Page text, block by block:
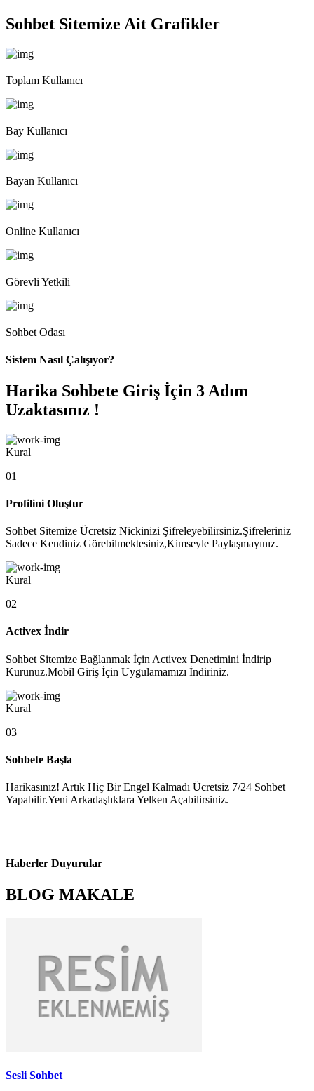
Sohbet Sitemize Ait Grafikler
Toplam Kullanıcı
Bay Kullanıcı
Bayan Kullanıcı
Online Kullanıcı
Görevli Yetkili
Sohbet Odası
Sistem Nasıl Çalışıyor?
Harika Sohbete Giriş İçin 3 Adım
Uzaktasınız !
Kural
01
Profilini Oluştur
Sohbet Sitemize Ücretsiz Nickinizi Şifreleyebilirsiniz.Şifreleriniz
Sadece Kendiniz Görebilmektesiniz,Kimseyle Paylaşmayınız.
Kural
02
Activex İndir
Sohbet Sitemize Bağlanmak İçin Activex Denetimini İndirip
Kurunuz.Mobil Giriş İçin Uygulamamızı İndiriniz.
Kural
03
Sohbete Başla
Harikasınız! Artık Hiç Bir Engel Kalmadı Ücretsiz 7/24 Sohbet
Yapabilir.Yeni Arkadaşlıklara Yelken Açabilirsiniz.
Haberler Duyurular
BLOG MAKALE
Sesli Sohbet